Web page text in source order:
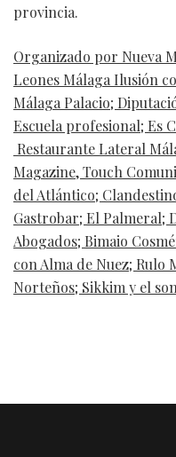
provincia.
Organizado por Nueva
Leones Málaga Ilusión
Málaga Palacio;
Escuela profesional; Es
Restaurante Lateral
Magazine, Touch
del Atlántico;
Gastrobar; El Palmeral;
Abogados; Bimaio
con Alma de Nuez;
Norteños; Sikkim y el